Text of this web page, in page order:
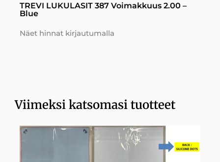
TREVI LUKULASIT 387 Voimakkuus 2.00 –
Blue
Näet hinnat kirjautumalla
Viimeksi katsomasi tuotteet